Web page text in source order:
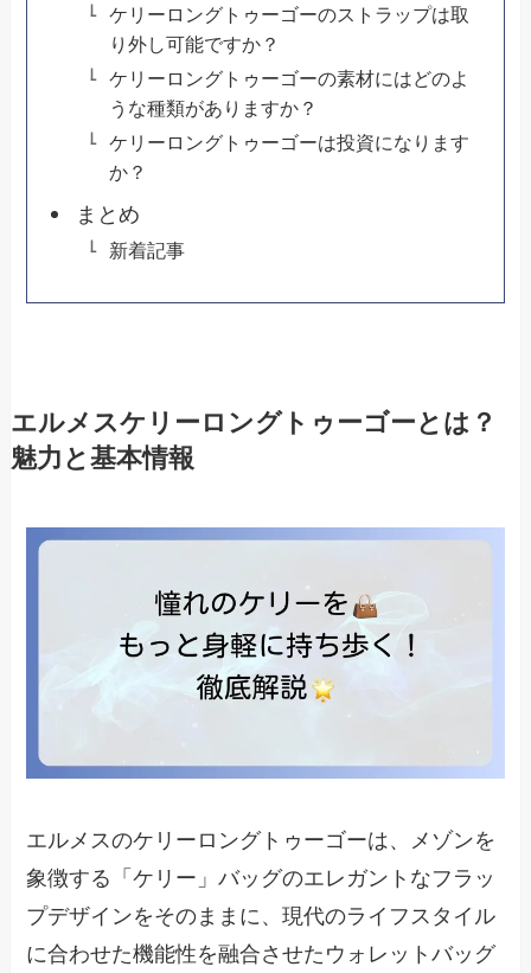
ケリーロングトゥーゴーのストラップは取
り外し可能ですか？
ケリーロングトゥーゴーの素材にはどのよ
うな種類がありますか？
ケリーロングトゥーゴーは投資になります
か？
まとめ
新着記事
エルメスケリーロングトゥーゴーとは？
魅力と基本情報
エルメスのケリーロングトゥーゴーは、メゾンを
象徴する「ケリー」バッグのエレガントなフラッ
プデザインをそのままに、現代のライフスタイル
に合わせた機能性を融合させたウォレットバッグ